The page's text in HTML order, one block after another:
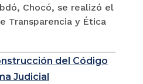
Chocó, se realizó el
Transparencia y Ética
del Código
Judicial